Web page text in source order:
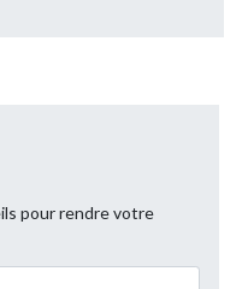
pour rendre votre